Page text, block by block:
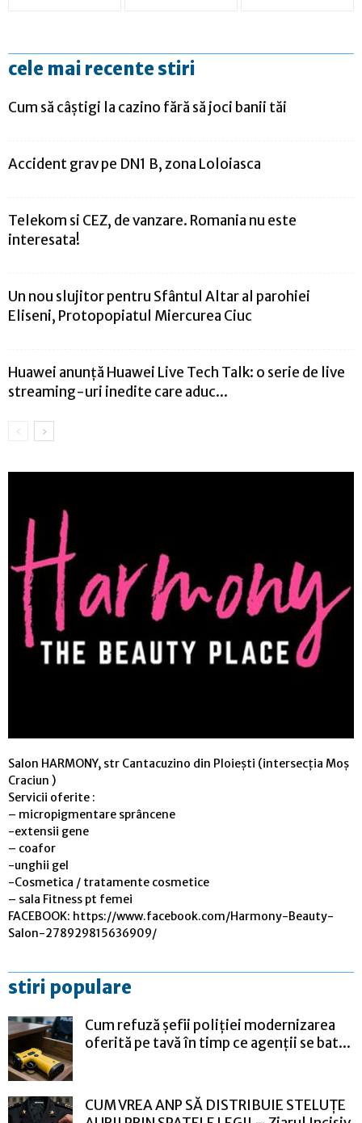
cele mai recente stiri
Cum să câștigi la cazino fără să joci banii tăi
Accident grav pe DN1 B, zona Loloiasca
Telekom si CEZ, de vanzare. Romania nu este
interesata!
Un nou slujitor pentru Sfântul Altar al parohiei
Eliseni, Protopopiatul Miercurea Ciuc
Huawei anunță Huawei Live Tech Talk: o serie de live
streaming-uri inedite care aduc...
Salon HARMONY, str Cantacuzino din Ploiești (intersecția Moș
Craciun )
Servicii oferite :
– micropigmentare sprâncene
-extensii gene
– coafor
-unghii gel
-Cosmetica / tratamente cosmetice
– sala Fitness pt femei
FACEBOOK: https://www.facebook.com/Harmony-Beauty-
Salon-278929815636909/
stiri populare
Cum refuză șefii poliției modernizarea
oferită pe tavă în timp ce agenții se bat...
CUM VREA ANP SĂ DISTRIBUIE STELUȚE